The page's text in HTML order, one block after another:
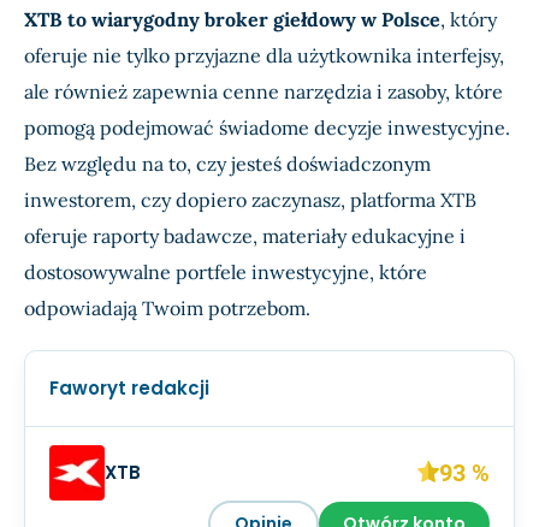
XTB to wiarygodny broker giełdowy w Polsce, który
oferuje nie tylko przyjazne dla użytkownika interfejsy,
ale również zapewnia cenne narzędzia i zasoby, które
pomogą podejmować świadome decyzje inwestycyjne.
Bez względu na to, czy jesteś doświadczonym
inwestorem, czy dopiero zaczynasz, platforma XTB
oferuje raporty badawcze, materiały edukacyjne i
dostosowywalne portfele inwestycyjne, które
odpowiadają Twoim potrzebom.
Faworyt redakcji
XTB 93 %